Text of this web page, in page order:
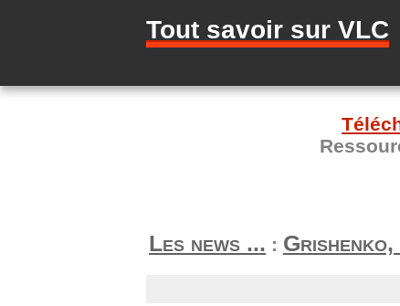
Tout savoir sur VLC
Les news ... :